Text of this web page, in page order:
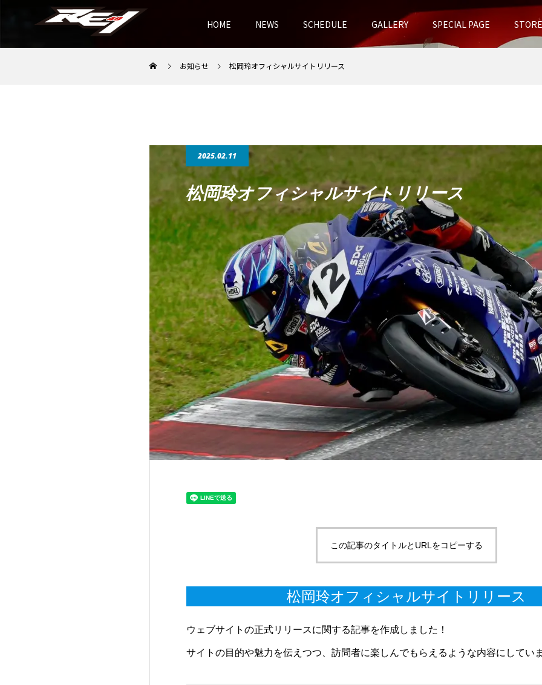
HOME NEWS SCHEDULE GALLERY SPECIAL PAGE STORE
お知らせ 松岡玲オフィシャルサイトリリース
2025.02.11
松岡玲オフィシャルサイトリリース
この記事のタイトルとURLをコピーする
松岡玲オフィシャルサイトリリース
ウェブサイトの正式リリースに関する記事を作成しました！
サイトの目的や魅力を伝えつつ、訪問者に楽しんでもらえるような内容にしていま